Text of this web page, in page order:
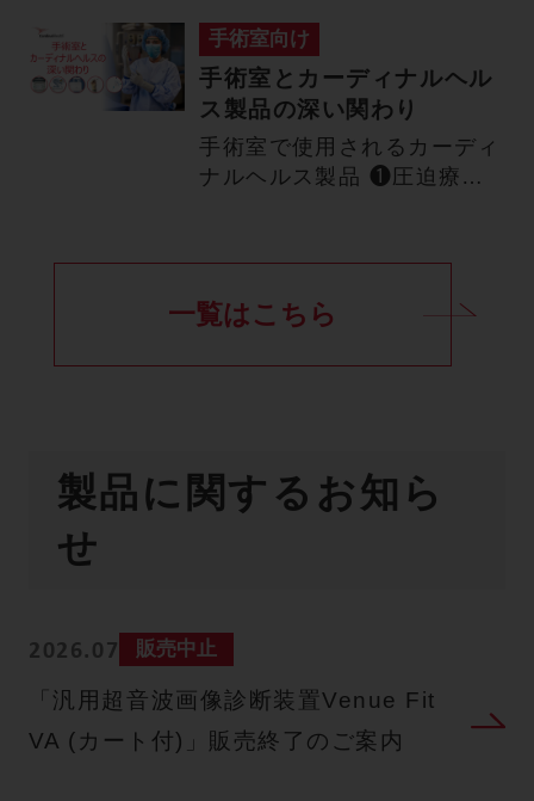
手術室向け
手術室とカーディナルヘル
ス製品の深い関わり
手術室で使用されるカーディ
ナルヘルス製品 ❶圧迫療法
一覧はこちら
製品に関するお知ら
せ
2026.07 販売中止
「汎用超音波画像診断装置Venue Fit
VA (カート付)」販売終了のご案内